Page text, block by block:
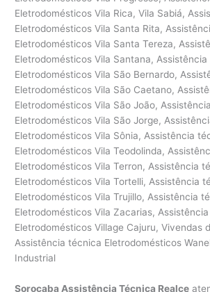
Sorocaba Assistência Técnica Realce